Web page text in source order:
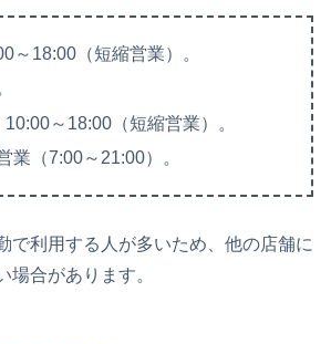
～18:00（短縮営業）。
10:00～18:00（短縮営業）。
業（7:00～21:00）。
で利用する人が多いため、他の店舗に
場合があります。